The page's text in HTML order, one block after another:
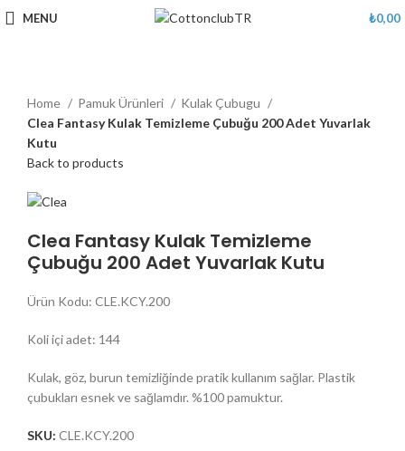
MENU ₺0,00
Home Pamuk Ürünleri
Kulak Çubugu
Clea Fantasy Kulak Temizleme Çubuğu 200 Adet Yuvarlak
Kutu
Back to products
Clea Fantasy Kulak Temizleme
Çubuğu 200 Adet Yuvarlak Kutu
Ürün Kodu: CLE.KCY.200
Koli içi adet: 144
Kulak, göz, burun temizliğinde pratik kullanım sağlar. Plastik
çubukları esnek ve sağlamdır. %100 pamuktur.
SKU: CLE.KCY.200